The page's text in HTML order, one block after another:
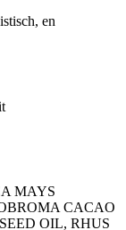
en
MAYS
CACAO
OIL, RHUS